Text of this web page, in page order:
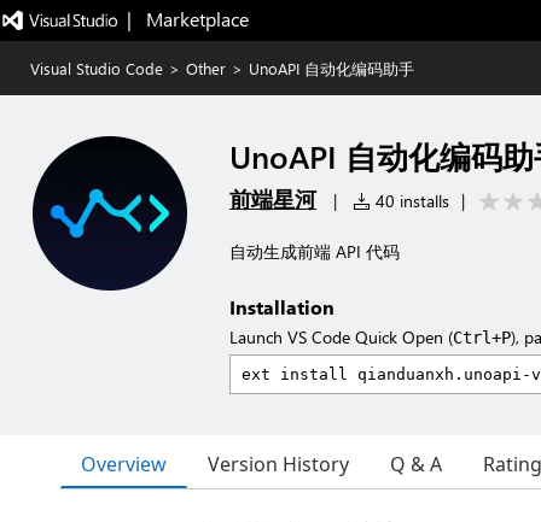
|   Marketplace
Visual Studio Code > Other > UnoAPI 自动化编码助手
UnoAPI 自动化编码
前端星河 | 40 installs |
自动生成前端 API 代码
Installation
Launch VS Code Quick Open (Ctrl+P),
Overview Version History Q & A